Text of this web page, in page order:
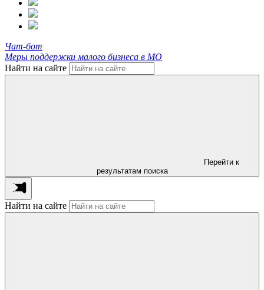
Чат-бот
Меры поддержки малого бизнеса в МО
Найти на сайте
Перейти к
результатам поиска
Найти на сайте